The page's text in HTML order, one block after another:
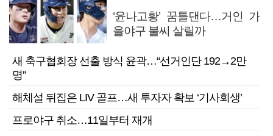
‘윤나고황’ 꿈틀댄다…거인 가
을야구 불씨 살릴까
새 축구협회장 선출 방식 윤곽…“선거인단 192→2만
명”
해체설 뒤집은 LIV 골프…새 투자자 확보 ‘기사회생’
프로야구 취소…11일부터 재개